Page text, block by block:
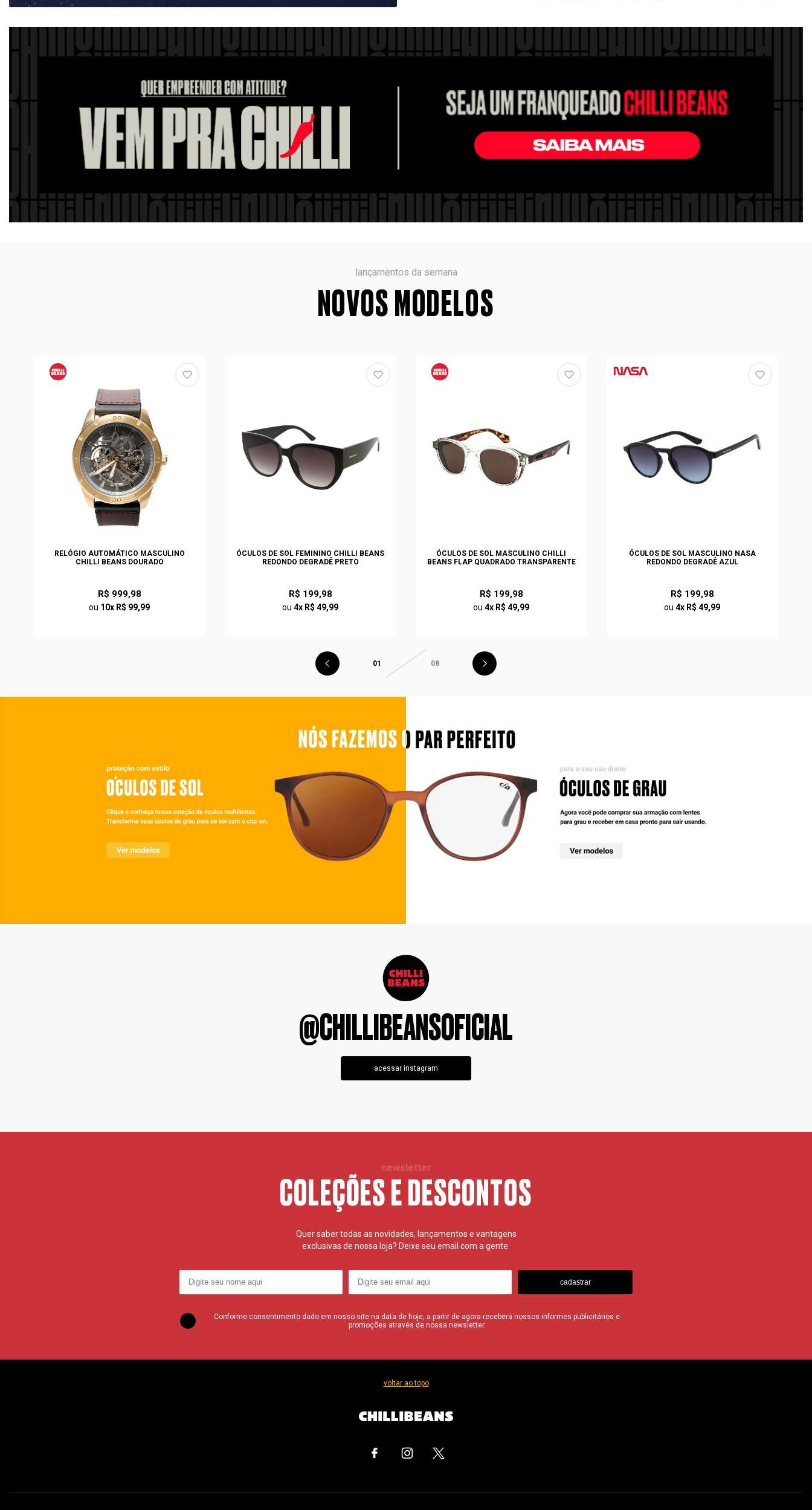
lançamentos da semana
NOVOS MODELOS
RELÓGIO AUTOMÁTICO MASCULINO
CHILLI BEANS DOURADO
R$ 999,98
ou 10x R$ 99,99
ÓCULOS DE SOL FEMININO CHILLI BEANS
REDONDO DEGRADÊ PRETO
R$ 199,98
ou4x R$ 49,99
ÓCULOS DE SOL MASCULINO CHILLI
BEANS FLAP QUADRADO TRANSPARENTE
R$ 199,98
ou4x R$ 49,99
ÓCULOS DE SOL MASCULINO NASA
REDONDO DEGRADÊ AZUL
R$ 199,98
ou4x R$ 49,99
01 08
@CHILLIBEANSOFICIAL
acessar instagram
newsletter
COLEÇÕES E DESCONTOS
Quer saber todas as novidades, lançamentos e vantagens
exclusivas de nossa loja? Deixe seu email com a gente.
cadastrar
Conforme consentimento dado em nosso site na data de hoje, a partir de agora receberá nossos informes publicitários e
promoções através de nossa newsletter.
voltar ao topo